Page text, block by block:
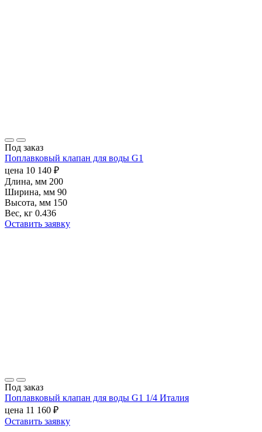
Под заказ
Поплавковый клапан для воды G1
цена 10 140 ₽
Длина, мм 200
Ширина, мм 90
Высота, мм 150
Вес, кг 0.436
Оставить заявку
Под заказ
Поплавковый клапан для воды G1 1/4 Италия
цена 11 160 ₽
Оставить заявку